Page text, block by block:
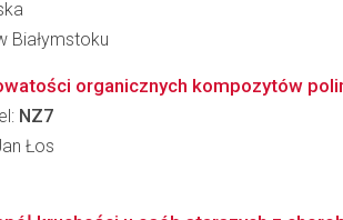
Białymstoku
organicznych kompozytów
NZ7
Łos